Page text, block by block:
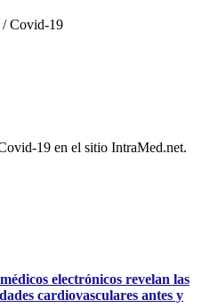
/Covid-19
19 en el sitio IntraMed.net.
electrónicos revelan las
cardiovasculares antes y